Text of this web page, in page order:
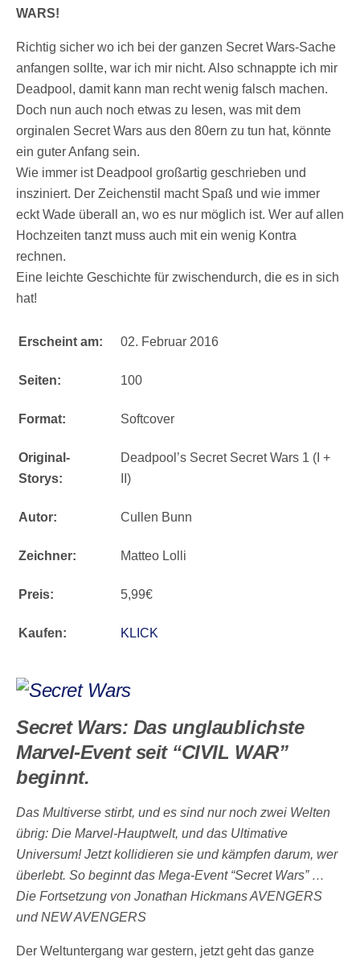
WARS!
Richtig sicher wo ich bei der ganzen Secret Wars-Sache
anfangen sollte, war ich mir nicht. Also schnappte ich mir
Deadpool, damit kann man recht wenig falsch machen.
Doch nun auch noch etwas zu lesen, was mit dem
orginalen Secret Wars aus den 80ern zu tun hat, könnte
ein guter Anfang sein.
Wie immer ist Deadpool großartig geschrieben und
insziniert. Der Zeichenstil macht Spaß und wie immer
eckt Wade überall an, wo es nur möglich ist. Wer auf allen
Hochzeiten tanzt muss auch mit ein wenig Kontra
rechnen.
Eine leichte Geschichte für zwischendurch, die es in sich
hat!
Erscheint am: 02. Februar 2016
Seiten: 100
Format: Softcover
Original-
Storys:
Deadpool’s Secret Secret Wars 1 (I +
II)
Autor: Cullen Bunn
Zeichner: Matteo Lolli
Preis: 5,99€
Kaufen: KLICK
Secret Wars: Das unglaublichste
Marvel-Event seit “CIVIL WAR”
beginnt.
Das Multiverse stirbt, und es sind nur noch zwei Welten
übrig: Die Marvel-Hauptwelt, und das Ultimative
Universum! Jetzt kollidieren sie und kämpfen darum, wer
überlebt. So beginnt das Mega-Event “Secret Wars” …
Die Fortsetzung von Jonathan Hickmans AVENGERS
und NEW AVENGERS
Der Weltuntergang war gestern, jetzt geht das ganze